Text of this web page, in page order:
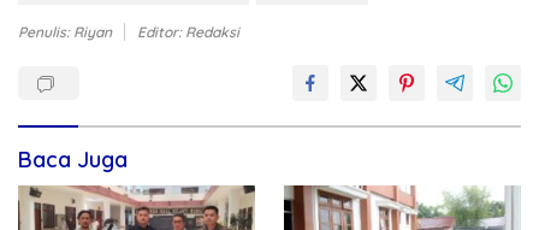
Penulis: Riyan Editor: Redaksi
Baca Juga